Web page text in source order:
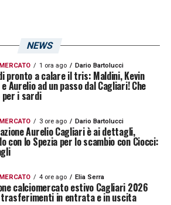
prende quota l’ipotesi di
formata daDossena
soluzione che garantirebbe
ma che richiederà
contro un Parma
salvezza e reduce da una
NEWS
1 ora ago Dario Bartolucci
pronto a calare il tris: Maldini, Kevin
Aurelio ad un passo dal Cagliari! Che
per i sardi
3 ore ago Dario Bartolucci
Aurelio Cagliari è ai dettagli,
con lo Spezia per lo scambio con Ciocci:
4 ore ago Elia Serra
calciomercato estivo Cagliari 2026
trasferimenti in entrata e in uscita